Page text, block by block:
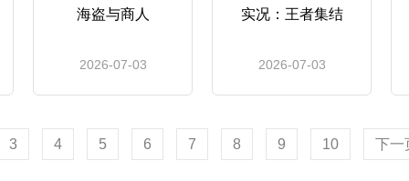
海盗与商人
2026-07-03
实况：王者集结
2026-07-03
3 4 5 6 7 8 9 10 下一